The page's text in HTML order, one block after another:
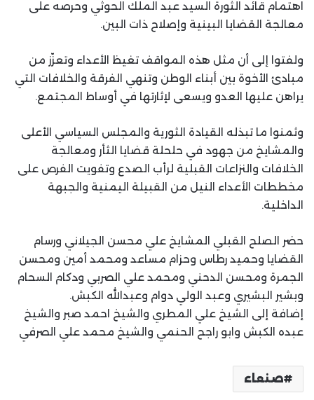
اهتمام قائد الثورة السيد عبد الملك الحوثي وحرصه على
معالجة القضايا البينية وإصلاح ذات البين.
ولفتوا إلى أن مثل هذه المواقف تغيظ الأعداء وتعزّز من
مبادئ الأخوة بين أبناء الوطن وتنهي الفرقة والخلافات التي
يراهن عليها العدو ويسعى لإثارتها في أوساط المجتمع.
وثمنوا ما تبذله القيادة الثورية والمجلس السياسي الأعلى
والمشايخ من جهود في حلحلة قضايا الثأر ومعالجة
الخلافات والنزاعات القبلية لرأب الصدع وتفويت الفرص على
مخططات الأعداء النيل من القبيلة اليمنية والجبهة
الداخلية.
حضر الصلح القبلي المشايخ علي محسن الجيلاني ورسام
القضايا وحميد رطاس وحزام مساعد ومحمد أمين ومحسن
الجمرة ومحسن الدحني ومحمد علي الصربي ودكام السحام
وبشير البشيري وعبد الولي دوام وعبدالله الكبش.
إضافة إلى الشيخ علي المطري والشيخ احمد صبر والشيخ
عبده الكبش وابو راجح الحنمي والشيخ محمد علي الصرفي
صنعاء